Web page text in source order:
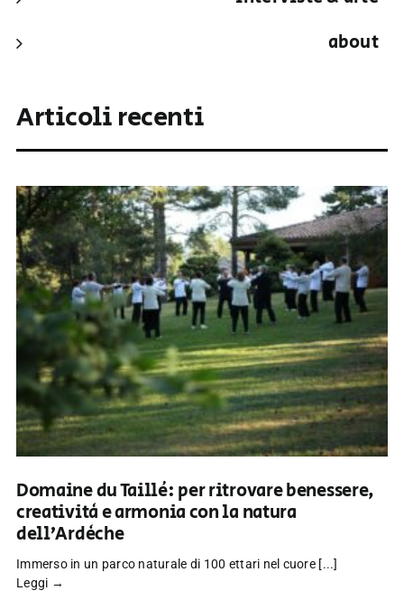
about
Articoli recenti
Domaine du Taillé: per ritrovare benessere,
creatività e armonia con la natura
dell’Ardèche
Immerso in un parco naturale di 100 ettari nel cuore [...]
Leggi →